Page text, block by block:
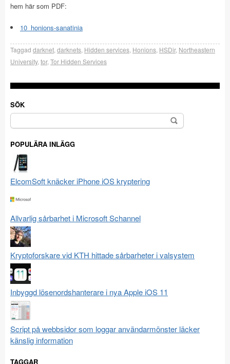
hem här som PDF:
10_honions-sanatinia
Taggad darknet darknets Hidden services Honions HSDir, Northeastern
University, tor, Tor Hidden Services
SÖK
Sök
efter:
POPULÄRA INLÄGG
ElcomSoft knäcker iPhone iOS kryptering
Allvarlig sårbarhet i Microsoft Schannel
Kryptoforskare vid KTH hittade sårbarheter i valsystem
Inbyggd lösenordshanterare i nya Apple iOS 11
Script på webbsidor som loggar användarmönster läcker
känslig information
TAGGAR